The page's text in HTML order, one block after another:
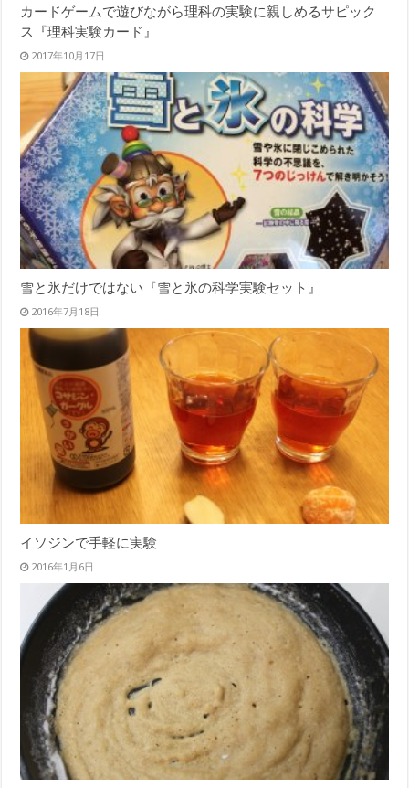
カードゲームで遊びながら理科の実験に親しめるサピック
ス『理科実験カード』
2017年10月17日
雪と氷だけではない『雪と氷の科学実験セット』
2016年7月18日
イソジンで手軽に実験
2016年1月6日